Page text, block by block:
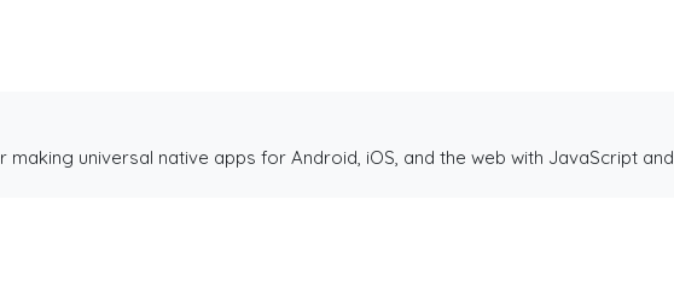
universal native apps for Android, iOS, and the web with JavaScript